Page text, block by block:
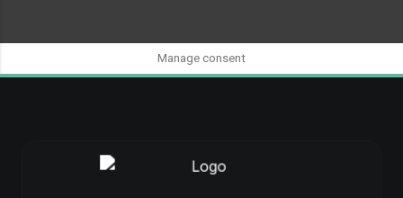
Manage consent